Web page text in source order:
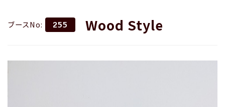
ブースNo: 255 Wood Style